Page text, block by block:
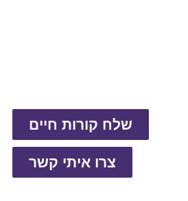
שלח קורות חיים
צרו איתי קשר